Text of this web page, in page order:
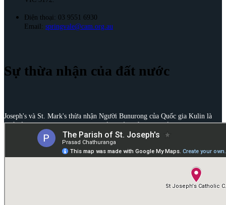
Điện thoại: 03 9551 6930
Email: springvale@cam.org.au
Sự thừa nhận của đất nước
Joseph's và St. Mark's thừa nhận Người Bunurong của Quốc gia Kulin là
Chủ sở hữu và Người trông coi truyền thống của vùng đất này. Chúng tôi
bày tỏ lòng kính trọng đối với những Người cao tuổi trong quá khứ, hiện
tại và những người mới nổi tiếng của họ.